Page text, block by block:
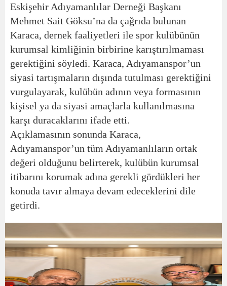
Eskişehir Adıyamanlılar Derneği Başkanı
Mehmet Sait Göksu’na da çağrıda bulunan
Karaca, dernek faaliyetleri ile spor kulübünün
kurumsal kimliğinin birbirine karıştırılmaması
gerektiğini söyledi. Karaca, Adıyamanspor’un
siyasi tartışmaların dışında tutulması gerektiğini
vurgulayarak, kulübün adının veya formasının
kişisel ya da siyasi amaçlarla kullanılmasına
karşı duracaklarını ifade etti.
Açıklamasının sonunda Karaca,
Adıyamanspor’un tüm Adıyamanlıların ortak
değeri olduğunu belirterek, kulübün kurumsal
itibarını korumak adına gerekli gördükleri her
konuda tavır almaya devam edeceklerini dile
getirdi.